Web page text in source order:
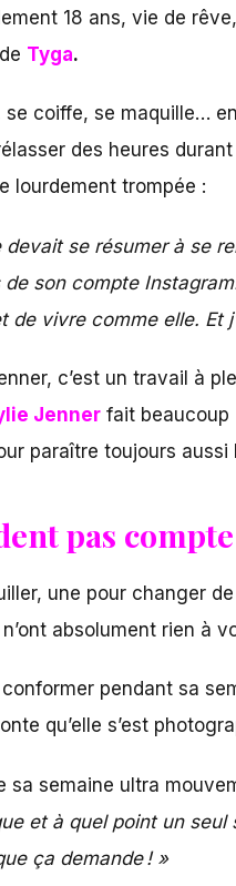
18 ans, vie de
Tyga.
se coiffe, se maquille…
des heures
lourdement trompée :
se résu­mer à se
son compte
de vivre comme elle. Et
c’est un travail à
Jenner fait beaucoup
paraître toujours aussi
pas
une pour changer
absolument rien à
pendant sa
qu’elle s’est
sa semaine ultra
et à quel point un
ça demande ! »